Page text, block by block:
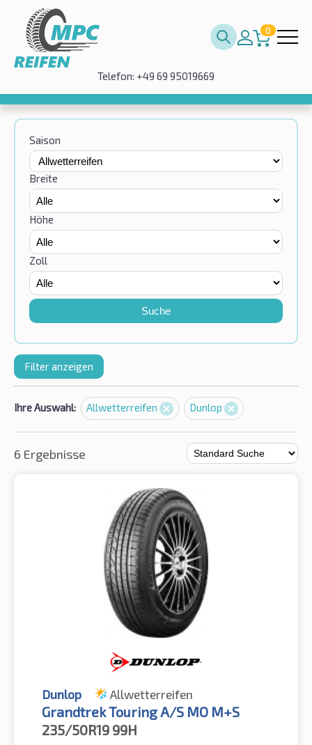
0
Telefon: +49 69 95019669
Saison
Breite
Höhe
Zoll
Suche
Filter anzeigen
Ihre Auswahl: Allwetterreifen Dunlop
6 Ergebnisse
Dunlop Allwetterreifen
Grandtrek Touring A/S MO M+S
235/50R19 99H